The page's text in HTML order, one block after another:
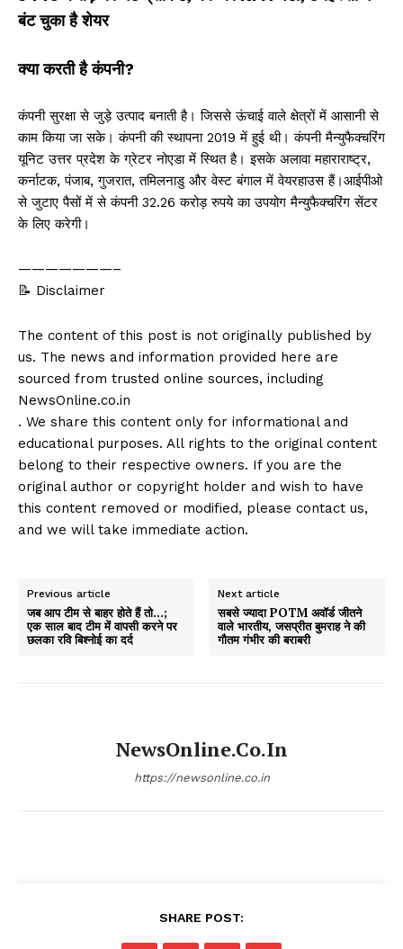
बंट चुका है शेयर
क्या करती है कंपनी?
कंपनी सुरक्षा से जुड़े उत्पाद बनाती है। जिससे ऊंचाई वाले क्षेत्रों में आसानी से
काम किया जा सके। कंपनी की स्थापना 2019 में हुई थी। कंपनी मैन्युफैक्चरिंग
यूनिट उत्तर प्रदेश के ग्रेटर नोएडा में स्थित है। इसके अलावा महाराराष्ट्र,
कर्नाटक, पंजाब, गुजरात, तमिलनाडु और वेस्ट बंगाल में वेयरहाउस हैं।आईपीओ
से जुटाए पैसों में से कंपनी 32.26 करोड़ रुपये का उपयोग मैन्युफैक्चरिंग सेंटर
के लिए करेगी।
———————–
📝 Disclaimer
The content of this post is not originally published by
us. The news and information provided here are
sourced from trusted online sources, including
NewsOnline.co.in
. We share this content only for informational and
educational purposes. All rights to the original content
belong to their respective owners. If you are the
original author or copyright holder and wish to have
this content removed or modified, please contact us,
and we will take immediate action.
Previous article
जब आप टीम से बाहर होते हैं तो…;
एक साल बाद टीम में वापसी करने पर
छलका रवि बिश्नोई का दर्द
Next article
सबसे ज्यादा POTM अवॉर्ड जीतने
वाले भारतीय, जसप्रीत बुमराह ने की
गौतम गंभीर की बराबरी
NewsOnline.co.in
https://newsonline.co.in
SHARE POST: